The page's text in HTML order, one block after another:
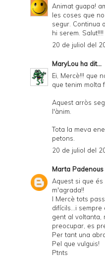
Animat guapa!
les coses que
segur. Continua
hi serem. Salut!!!!
20 de juliol del
MaryLou ha dit...
Ei, Mercè!!! que
que tenim molta
Aquest arròs
l'ànim.
Tota la meva
petons.
20 de juliol del
Marta Padenous
Aquest si que
m'agrada!!
I Mercè tots
difícils...i
gent al voltanta,
preocupar, es
Per tant una
Pel que vulguis!
Ptnts